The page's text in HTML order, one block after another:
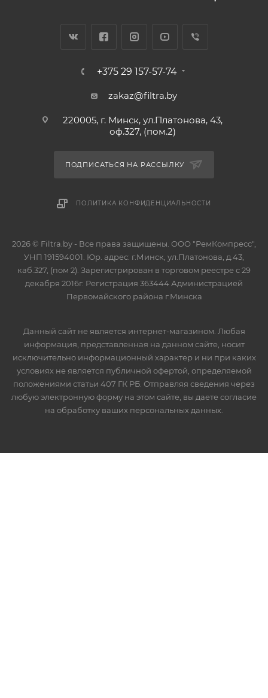
+375 29 157-57-74
zakaz@filtra.by
220005, г. Минск, ул.Платонова, 43,
оф.327, (пом.2)
ПОДПИСАТЬСЯ НА РАССЫЛКУ
ПОЛИТИКА КОНФИДЕНЦИАЛЬНОСТИ
2026 © Filtra.by - Все права защищены. ООО "РемКомпресс",
УНП 191594001. Юр. адрес: г.Минск, ул.Платонова, д.43,
каб.327, (пом 2). Зарегистрирован в торговом реестре с 29
декабря 2016г. Регистрация 363444 Администрацией
Первомайского района г.Минска
Данный сайт не является интернет-магазином. Любая
информация, представленная на данном сайте, носит
исключительно информационный характер и ни при каких
условиях не является публичной офертой, определяемой
положениями статьи 407 ГК РБ. Отправляя сведения через
любую электронную форму на этом сайте, вы даете согласие
на обработку ваших персональных данных.